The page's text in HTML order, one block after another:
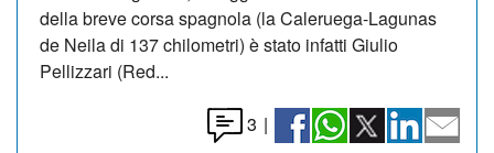
della breve corsa spagnola (la Caleruega-Lagunas
de Neila di 137 chilometri) è stato infatti Giulio
Pellizzari (Red...
3 |